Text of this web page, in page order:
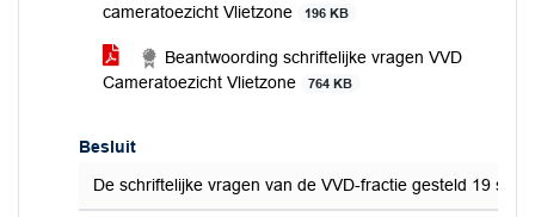
cameratoezicht Vlietzone 196 KB
Beantwoording schriftelijke vragen VVD
Cameratoezicht Vlietzone
764 KB
Besluit
De schriftelijke vragen van de VVD-fractie gesteld 19